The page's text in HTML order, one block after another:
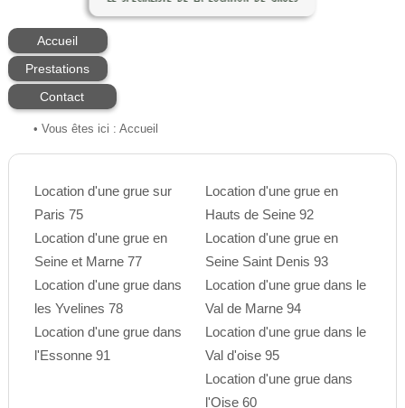
Accueil
Prestations
Contact
• Vous êtes ici : Accueil
Location d'une grue sur
Paris 75
Location d'une grue en
Seine et Marne 77
Location d'une grue dans
les Yvelines 78
Location d'une grue dans
l'Essonne 91
Location d'une grue en
Hauts de Seine 92
Location d'une grue en
Seine Saint Denis 93
Location d'une grue dans le
Val de Marne 94
Location d'une grue dans le
Val d'oise 95
Location d'une grue dans
l'Oise 60